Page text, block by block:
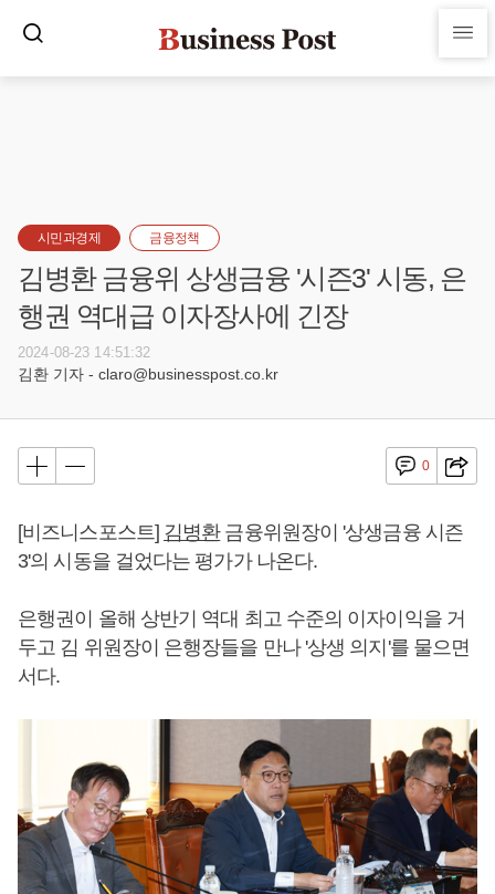
시민과경제 금융정책
김병환 금융위 상생금융 '시즌3' 시동, 은
행권 역대급 이자장사에 긴장
2024-08-23 14:51:32
김환 기자 - claro@businesspost.co.kr
0
[비즈니스포스트] 김병환금융위원장이 '상생금융 시즌
3'의 시동을 걸었다는 평가가 나온다.
은행권이 올해 상반기 역대 최고 수준의 이자이익을 거
두고 김 위원장이 은행장들을 만나 '상생 의지'를 물으면
서다.